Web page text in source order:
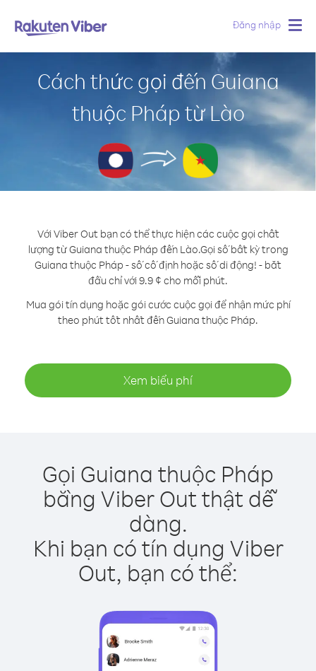
Đăng nhập
Cách thức gọi đến Guiana
thuộc Pháp từ Lào
Với Viber Out bạn có thể thực hiện các cuộc gọi chất
lượng từ Guiana thuộc Pháp đến Lào.Gọi số bất kỳ trong
Guiana thuộc Pháp - số cố định hoặc số di động! - bắt
đầu chỉ với 9.9 ¢ cho mỗi phút.
Mua gói tín dụng hoặc gói cước cuộc gọi để nhận mức phí
theo phút tốt nhất đến Guiana thuộc Pháp.
Xem biểu phí
Gọi Guiana thuộc Pháp
bằng Viber Out thật dễ
dàng.
Khi bạn có tín dụng Viber
Out, bạn có thể: